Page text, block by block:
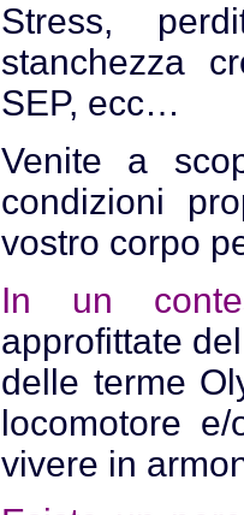
Stress,
stanchezza
SEP, ecc…
Venite a
condizioni
vostro corpo
In un
approfittate
delle terme
locomotore
vivere in